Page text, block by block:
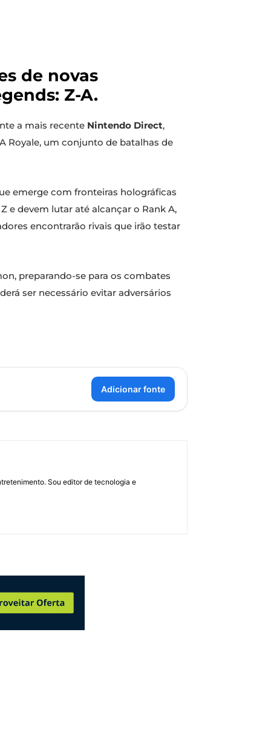
de novas
Z-A.
a mais recente Nintendo Direct,
Royale, um conjunto de batalhas de
emerge com fronteiras holográficas
e devem lutar até alcançar o Rank A,
encontrarão rivais que irão testar
preparando-se para os combates
ser necessário evitar adversários
Adicionar fonte
Sou editor de tecnologia e